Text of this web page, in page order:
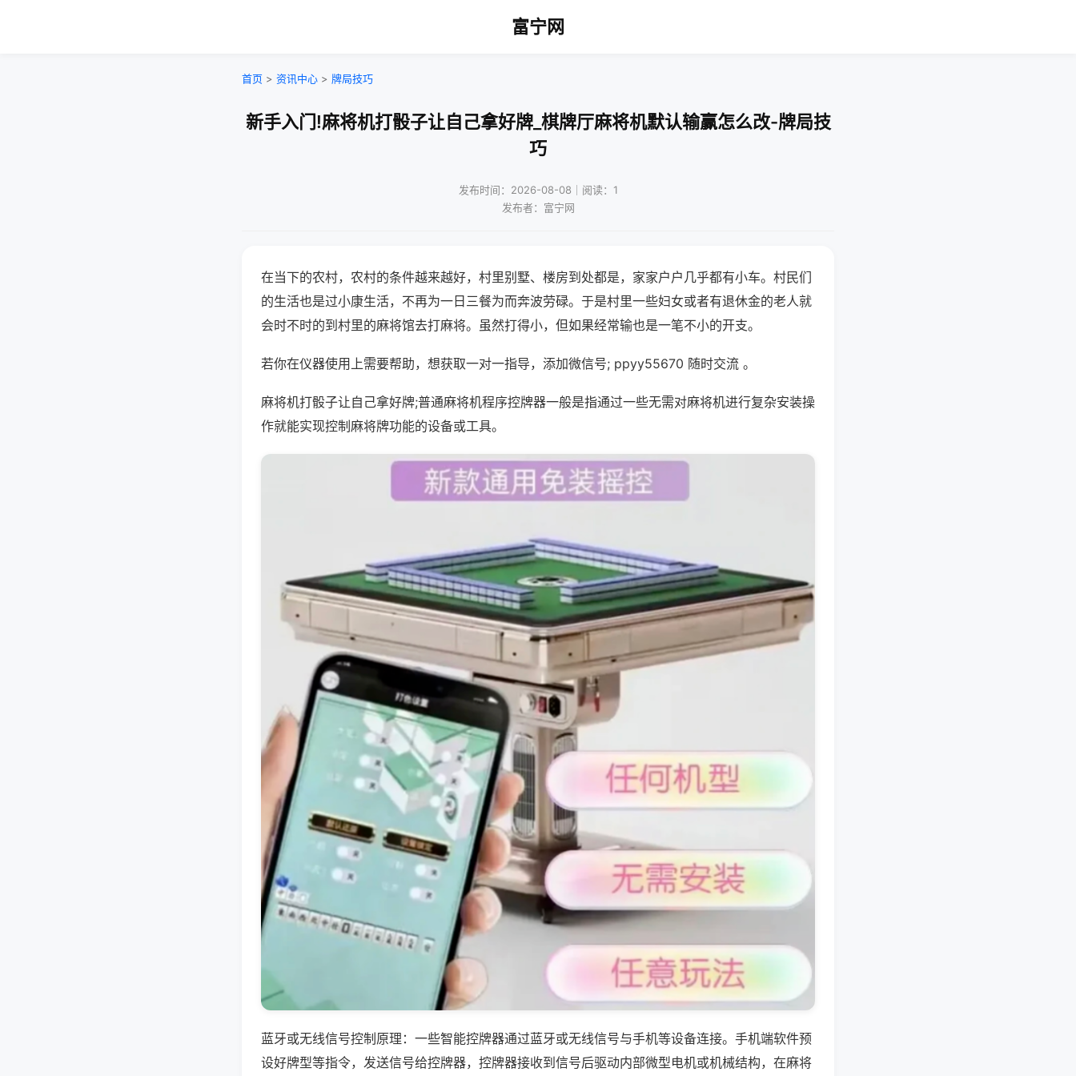
富宁网
首页 > 资讯中心 > 牌局技巧
新手入门!麻将机打骰子让自己拿好牌_棋牌厅麻将机默认输赢怎么改-牌局技
巧
发布时间：2026-08-08｜阅读：1
发布者：富宁网
在当下的农村，农村的条件越来越好，村里别墅、楼房到处都是，家家户户几乎都有小车。村民们
的生活也是过小康生活，不再为一日三餐为而奔波劳碌。于是村里一些妇女或者有退休金的老人就
会时不时的到村里的麻将馆去打麻将。虽然打得小，但如果经常输也是一笔不小的开支。
若你在仪器使用上需要帮助，想获取一对一指导，添加微信号; ppyy55670 随时交流 。
麻将机打骰子让自己拿好牌;普通麻将机程序控牌器一般是指通过一些无需对麻将机进行复杂安装操
作就能实现控制麻将牌功能的设备或工具。
蓝牙或无线信号控制原理：一些智能控牌器通过蓝牙或无线信号与手机等设备连接。手机端软件预
设好牌型等指令，发送信号给控牌器，控牌器接收到信号后驱动内部微型电机或机械结构，在麻将